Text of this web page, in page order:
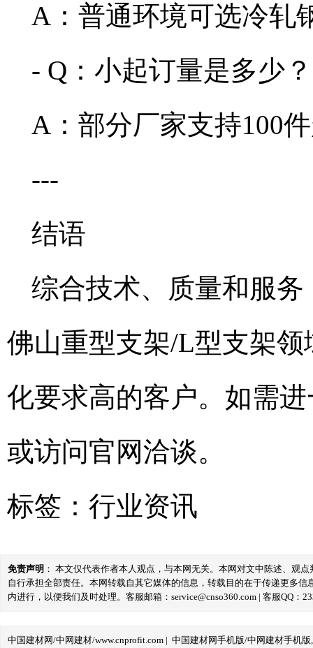
A：普通环境可选冷轧
- Q：小起订量是多少？
A：部分厂家支持100
---
结语
综合技术、质量和服
佛山重型支架/L型支架
化要求高的客户。如需
或访问官网洽谈。
标签： 行业资讯
免责声明 ： 本文仅代表作者本人观点，与本网无关。本网对文中陈述、观
自行承担全部责任。本网转载自其它媒体的信息，转载目的在于传递更多
内进行，以便我们及时处理。客服邮箱：service@cnso360.com | 客服QQ：
中国建材网/中网建材/www.cnprofit.com | 中国建材网手机版/中网建材手机版